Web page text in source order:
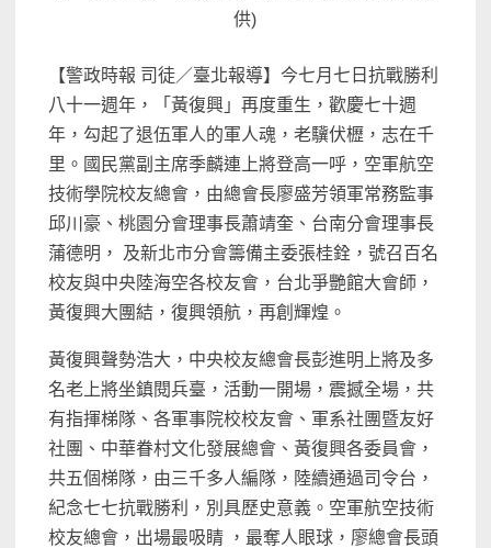
供)
【警政時報 司徒／臺北報導】今七月七日抗戰勝利
八十一週年，「黃復興」再度重生，歡慶七十週
年，勾起了退伍軍人的軍人魂，老驥伏櫪，志在千
里。國民黨副主席季麟連上將登高一呼，空軍航空
技術學院校友總會，由總會長廖盛芳領軍常務監事
邱川豪、桃園分會理事長蕭靖奎、台南分會理事長
蒲德明， 及新北市分會籌備主委張桂銓，號召百名
校友與中央陸海空各校友會，台北爭艷館大會師，
黃復興大團結，復興領航，再創輝煌。
黃復興聲勢浩大，中央校友總會長彭進明上將及多
名老上將坐鎮閱兵臺，活動一開場，震撼全場，共
有指揮梯隊、各軍事院校校友會、軍系社團暨友好
社團、中華眷村文化發展總會、黃復興各委員會，
共五個梯隊，由三千多人編隊，陸續通過司令台，
紀念七七抗戰勝利，別具歷史意義。空軍航空技術
校友總會，出場最吸睛 ，最奪人眼球，廖總會長頭